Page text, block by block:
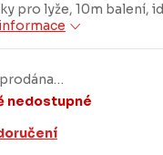
pro lyže, 10m balení,
nedostupné